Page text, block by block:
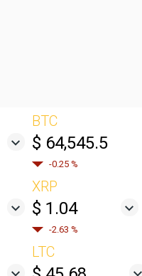
BTC
$ 64,545.5
-0.25 %
XRP
$ 1.04
-2.63 %
LTC